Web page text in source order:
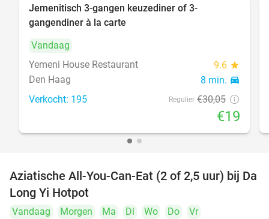
Jemenitisch 3-gangen keuzediner of 3-
gangendiner à la carte
Vandaag
Yemeni House Restaurant
9.6 star
Den Haag 8 min. directions_car
Verkocht: 195 Regulier €30,05
€19
30%
Aziatische All-You-Can-Eat (2 of 2,5 uur) bij Da
Long Yi Hotpot
Vandaag Morgen Ma Di Wo Do
Vr